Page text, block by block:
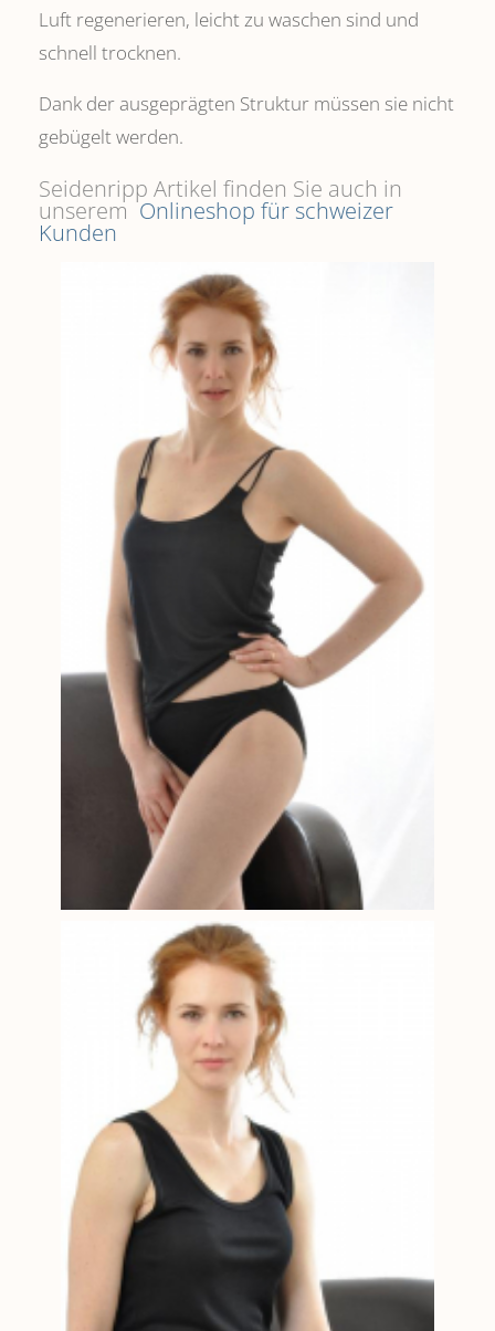
Luft regenerieren, leicht zu waschen sind und
schnell trocknen.
Dank der ausgeprägten Struktur müssen sie nicht
gebügelt werden.
Seidenripp Artikel finden Sie auch in
unserem Onlineshop für schweizer
Kunden